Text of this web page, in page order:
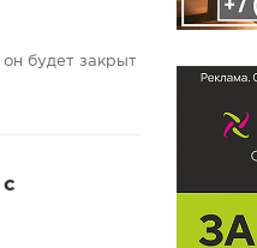
будет закрыт